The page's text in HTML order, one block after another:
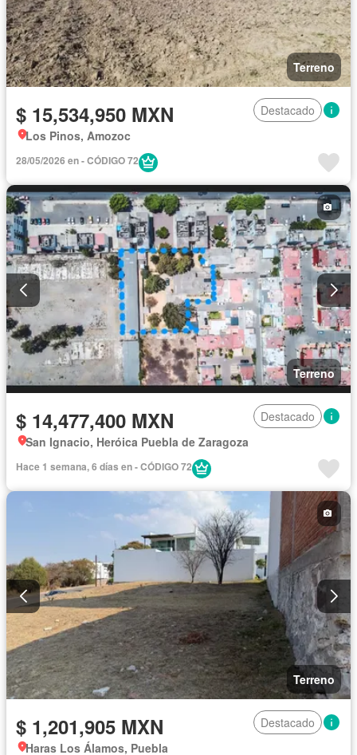
Terreno
$ 15,534,950 MXN
Destacado
Los Pinos, Amozoc
28/05/2026 en - CÓDIGO 72
Terreno
$ 14,477,400 MXN
Destacado
San Ignacio, Heróica Puebla de Zaragoza
Hace 1 semana, 6 días en - CÓDIGO 72
Terreno
$ 1,201,905 MXN
Destacado
Haras Los Álamos, Puebla